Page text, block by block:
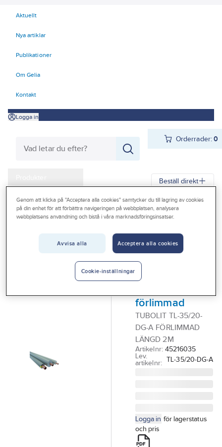
Aktuellt
Nya artiklar
Publikationer
Om Gelia
Kontakt
Logga in
Orderrader:0
Outlet
Beställ direkt
Gelia Produkter Teknisk isolering Cellgummi Tubolit DG
ARMACELL
Rörisolering
Tubolit DG-A,
förlimmad
TUBOLIT TL-35/20-
DG-A FÖRLIMMAD
LÄNGD 2M
Artikelnr: 45216035
Lev.
artikelnr: TL-35/20-DG-A
Logga in för lagerstatus
och pris
Genom att klicka på "Acceptera alla cookies" samtycker du till lagring av cookies
på din enhet för att förbättra navigeringen på webbplatsen, analysera
webbplatsens användning och bistå i våra marknadsföringsinsatser.
Avvisa alla Acceptera alla cookies
Cookie-inställningar